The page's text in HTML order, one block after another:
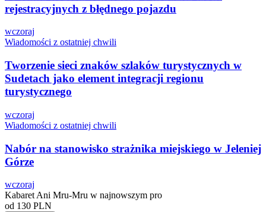
rejestracyjnych z błędnego pojazdu
wczoraj
Wiadomości z ostatniej chwili
Tworzenie sieci znaków szlaków turystycznych w
Sudetach jako element integracji regionu
turystycznego
wczoraj
Wiadomości z ostatniej chwili
Nabór na stanowisko strażnika miejskiego w Jeleniej
Górze
wczoraj
Kabaret Ani Mru-Mru w najnowszym pro
od 130 PLN